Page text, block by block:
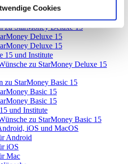
Cookies
(Produktaktualisierungen)
StarMoney Deluxe 15
Deluxe 15
Deluxe 15
und Institute
zu StarMoney Deluxe 15
StarMoney Basic 15
Basic 15
Basic 15
und Institute
zu StarMoney Basic 15
iOS und MacOS
Android
iOS
Mac